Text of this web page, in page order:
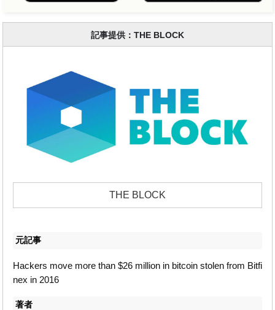
記事提供：THE BLOCK
THE BLOCK
元記事
Hackers move more than $26 million in bitcoin stolen from Bitfi
nex in 2016
著者